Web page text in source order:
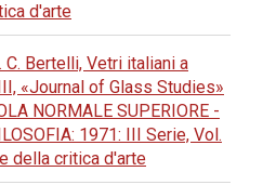
d'arte
C. Bertelli, Vetri italiani a
«Journal of Glass Studies»
NORMALE SUPERIORE -
1971: III Serie, Vol.
della critica d'arte